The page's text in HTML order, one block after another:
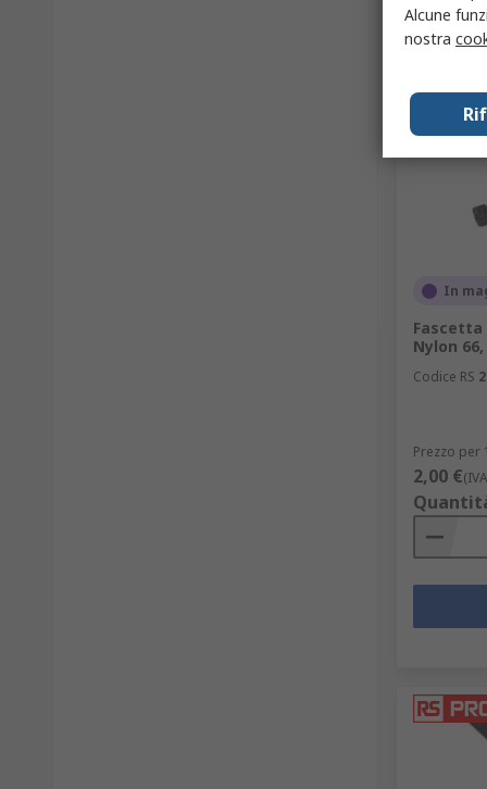
In
Fascetta
Nylon
Codice RS
Prezzo per
2,00 €
Alcune
nostra